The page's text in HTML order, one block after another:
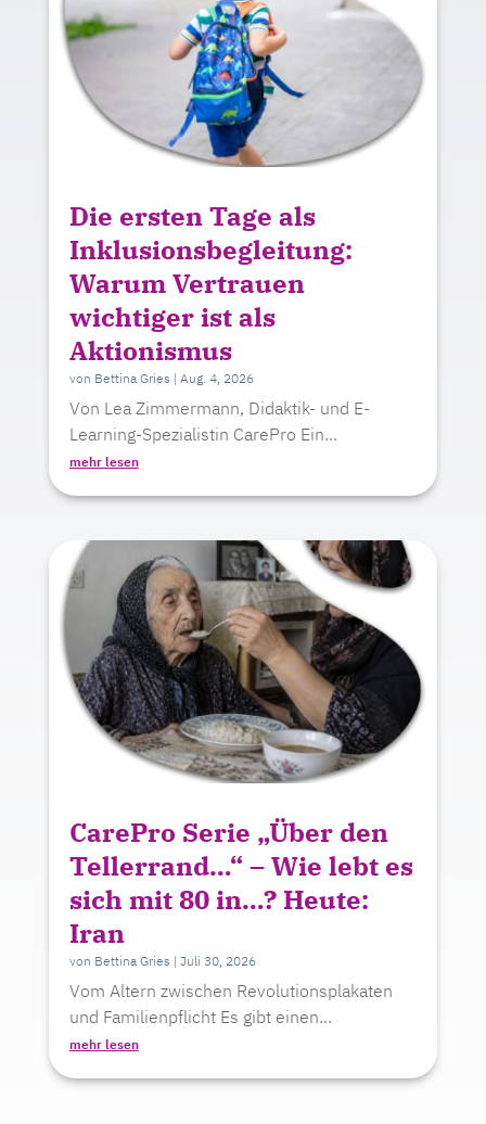
Die ersten Tage als
Inklusionsbegleitung:
Warum Vertrauen
wichtiger ist als
Aktionismus
von Bettina Gries | Aug. 4, 2026
Von Lea Zimmermann, Didaktik- und E-
Learning-Spezialistin CarePro Ein...
mehr lesen
CarePro Serie „Über den
Tellerrand…“ – Wie lebt es
sich mit 80 in…? Heute:
Iran
von Bettina Gries | Juli 30, 2026
Vom Altern zwischen Revolutionsplakaten
und Familienpflicht Es gibt einen...
mehr lesen